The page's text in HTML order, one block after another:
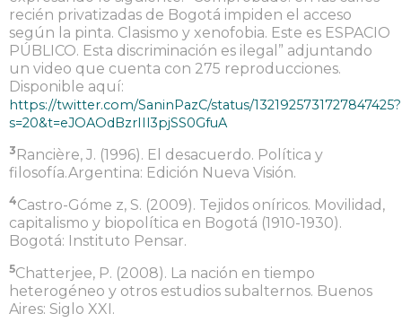
recién privatizadas de Bogotá impiden el acceso
según la pinta. Clasismo y xenofobia. Este es ESPACIO
PÚBLICO. Esta discriminación es ilegal” adjuntando
un video que cuenta con 275 reproducciones.
Disponible aquí:
https://twitter.com/SaninPazC/status/1321925731727847425?
s=20&t=eJOAOdBzrIIl3pjSS0GfuA
3 Rancière, J. (1996). El desacuerdo. Política y
filosofía.Argentina: Edición Nueva Visión.
4Castro-Góme z, S. (2009). Tejidos oníricos. Movilidad,
capitalismo y biopolítica en Bogotá (1910-1930).
Bogotá: Instituto Pensar.
5Chatterjee, P. (2008). La nación en tiempo
heterogéneo y otros estudios subalternos. Buenos
Aires: Siglo XXI.